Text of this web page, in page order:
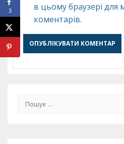
в цьому браузері для
коментарів.
Пошук:
3